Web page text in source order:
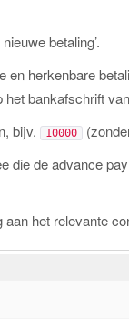
betaling’.
en herkenbare
bankafschrift
bijv.
10000
die de advance
aan het relevante